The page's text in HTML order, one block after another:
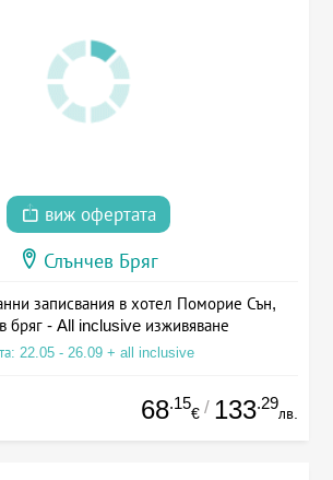
виж офертата
Слънчев Бряг
записвания в хотел Поморие Сън,
бряг - All inclusive изживяване
22.05 - 26.09 + all inclusive
68.15
€ / 133.29
лв.